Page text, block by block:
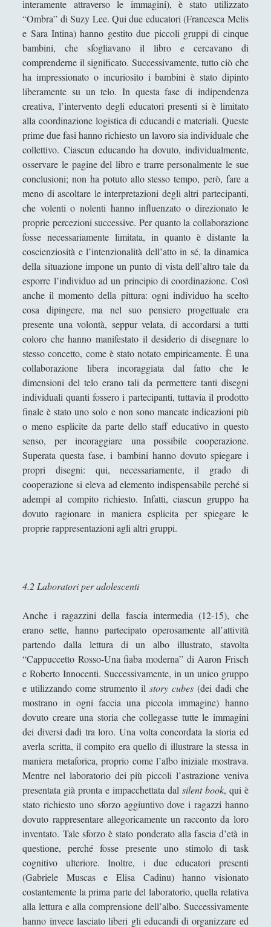
Alice Manzoni
Andrea Bardazzi
Andrea Corona
Andrea Mereu
Andrea Zeppi
Brad Smith
Chiara Cozzi
Cosimo Meneguzzo
Daniele Barni
Danilo Mallò
Dario Maestripieri
Emanuele Franz
Enrico Pili
Federica Mazzocchini
Francesco Margoni
Francesco Marigo
Gaetano Barbella
Giacomo Carrus
Giada Salvati
Giangiuseppe Pili
Giorgio Della Rocca
Giovanni Ingrosso
Giuseppe Cacciatore
Giuseppe Ragunì
Guido Del Santo
Ivano E. Pollini
Matteo Bucalossi
Michele Diodati
Paolo Ceola
Paolo Meneghetti
Redazione
Robert Paul Wolff
Rudy Gallerani
Salvatore Magra
Sergio Pampanini
Simone Di Massa
Stefano Bernini
Stefano Sabatini
Tullio Aebischer
Umberto Rossolini
interamente attraverso le immagini), è stato utilizzato
“Ombra” di Suzy Lee. Qui due educatori (Francesca Melis
e Sara Intina) hanno gestito due piccoli gruppi di cinque
bambini, che sfogliavano il libro e cercavano di
comprenderne il significato. Successivamente, tutto ciò che
ha impressionato o incuriosito i bambini è stato dipinto
liberamente su un telo. In questa fase di indipendenza
creativa, l’intervento degli educatori presenti si è limitato
alla coordinazione logistica di educandi e materiali. Queste
prime due fasi hanno richiesto un lavoro sia individuale che
collettivo. Ciascun educando ha dovuto, individualmente,
osservare le pagine del libro e trarre personalmente le sue
conclusioni; non ha potuto allo stesso tempo, però, fare a
meno di ascoltare le interpretazioni degli altri partecipanti,
che volenti o nolenti hanno influenzato o direzionato le
proprie percezioni successive. Per quanto la collaborazione
fosse necessariamente limitata, in quanto è distante la
coscienziosità e l’intenzionalità dell’atto in sé, la dinamica
della situazione impone un punto di vista dell’altro tale da
esporre l’individuo ad un principio di coordinazione. Così
anche il momento della pittura: ogni individuo ha scelto
cosa dipingere, ma nel suo pensiero progettuale era
presente una volontà, seppur velata, di accordarsi a tutti
coloro che hanno manifestato il desiderio di disegnare lo
stesso concetto, come è stato notato empiricamente. È una
collaborazione libera incoraggiata dal fatto che le
dimensioni del telo erano tali da permettere tanti disegni
individuali quanti fossero i partecipanti, tuttavia il prodotto
finale è stato uno solo e non sono mancate indicazioni più
o meno esplicite da parte dello staff educativo in questo
senso, per incoraggiare una possibile cooperazione.
Superata questa fase, i bambini hanno dovuto spiegare i
propri disegni: qui, necessariamente, il grado di
cooperazione si eleva ad elemento indispensabile perché si
adempi al compito richiesto. Infatti, ciascun gruppo ha
dovuto ragionare in maniera esplicita per spiegare le
proprie rappresentazioni agli altri gruppi.
4.2 Laboratori per adolescenti
Anche i ragazzini della fascia intermedia (12-15), che
erano sette, hanno partecipato operosamente all’attività
partendo dalla lettura di un albo illustrato, stavolta
“Cappuccetto Rosso-Una fiaba moderna” di Aaron Frisch
e Roberto Innocenti. Successivamente, in un unico gruppo
e utilizzando come strumento il story cubes(dei dadi che
mostrano in ogni faccia una piccola immagine) hanno
dovuto creare una storia che collegasse tutte le immagini
dei diversi dadi tra loro. Una volta concordata la storia ed
averla scritta, il compito era quello di illustrare la stessa in
maniera metaforica, proprio come l’albo iniziale mostrava.
Mentre nel laboratorio dei più piccoli l’astrazione veniva
presentata già pronta e impacchettata dal silent book, qui è
stato richiesto uno sforzo aggiuntivo dove i ragazzi hanno
dovuto rappresentare allegoricamente un racconto da loro
inventato. Tale sforzo è stato ponderato alla fascia d’età in
questione, perché fosse presente uno stimolo di task
cognitivo ulteriore. Inoltre, i due educatori presenti
(Gabriele Muscas e Elisa Cadinu) hanno visionato
costantemente la prima parte del laboratorio, quella relativa
alla lettura e alla comprensione dell’albo. Successivamente
hanno invece lasciato liberi gli educandi di organizzare ed